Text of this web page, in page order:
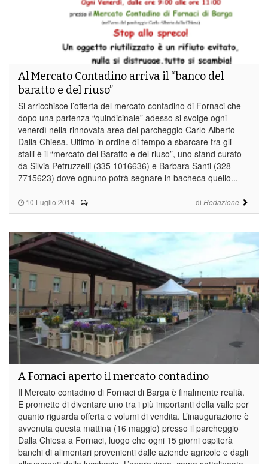
10 Luglio 2014 - di Redazione
Al Mercato Contadino arriva il “banco del
baratto e del riuso”
Si arricchisce l’offerta del mercato contadino di Fornaci che
dopo una partenza “quindicinale” adesso si svolge ogni
venerdì nella rinnovata area del parcheggio Carlo Alberto
Dalla Chiesa. Ultimo in ordine di tempo a sbarcare tra gli
stalli è il “mercato del Baratto e del riuso”, uno stand curato
da Silvia Petruzzelli (335 1016636) e Barbara Santi (328
7715623) dove ognuno potrà segnare in bacheca quello...
A Fornaci aperto il mercato contadino
Il Mercato contadino di Fornaci di Barga è finalmente realtà.
E promette di diventare uno tra i più importanti della valle per
quanto riguarda offerta e volumi di vendita. L’inaugurazione è
avvenuta questa mattina (16 maggio) presso il parcheggio
Dalla Chiesa a Fornaci, luogo che ogni 15 giorni ospiterà
banchi di alimentari provenienti dalle aziende agricole e dagli